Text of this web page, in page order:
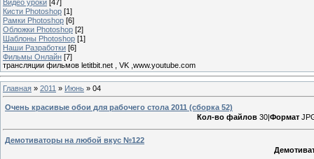
Видео уроки [47]
Кисти Photoshop [1]
Рамки Photoshop [6]
Обложки Photoshop [2]
Шаблоны Photoshop [1]
Наши Разработки [6]
Фильмы Онлайн [7]
трансляции фильмов letitbit.net , VK ,www.youtube.com
Главная » 2011 » Июнь » 04
Очень красивые обои для рабочего стола 2011 (сборка 52)
Кол-во файлов30| Формат
Демотиваторы на любой вкус №122